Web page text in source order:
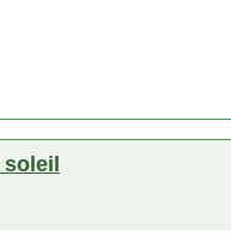
soleil